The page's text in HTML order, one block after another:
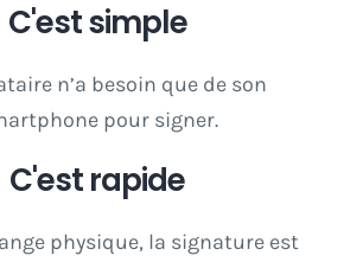
C'est simple
n’a besoin que de son
pour signer.
C'est rapide
physique, la signature est